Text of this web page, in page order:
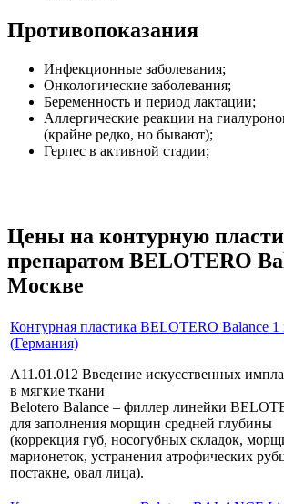
Противопоказания
Инфекционные заболевания;
Онкологические заболевания;
Беременность и период лактации;
Аллергические реакции на
(крайне редко, но бывают);
Герпес в активной стадии;
Цены на контурную
препаратом BELOTERO
Москве
Контурная пластика BELOTERO Balance 1
(Германия)
А11.01.012 Введение искусственных
в мягкие ткани
Belotero Balance – филлер линейки
для заполнения морщин средней глубины
(коррекция губ, носогубных складок,
марионеток, устранения атрофических
постакне, овал лица).